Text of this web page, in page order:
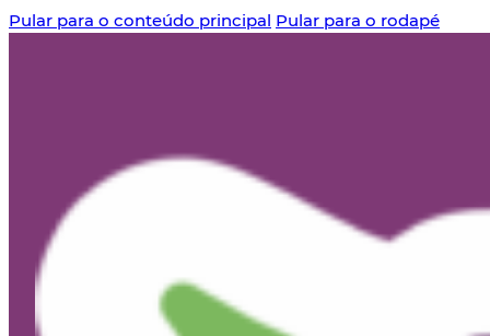
Pular para o conteúdo principal Pular para o rodapé